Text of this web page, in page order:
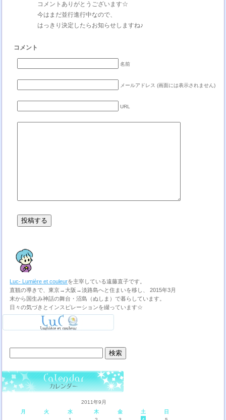
コメントありがとうございます☆
今はまだ並行進行中なので、
はっきり決定したらお知らせしますね♪
コメント
名前
メールアドレス (画面には表示されません)
URL
Luc- Lumière et couleurを主宰している遠藤直子です。
直観の導きで、東京→大阪→淡路島へと住まいを移し、 2015年3月
末から国生み神話の舞台・沼島（ぬしま）で暮らしています。
日々の気づきとインスピレーションを綴っています☆
索:
2011年9月
月
火 水 木 金 土
日